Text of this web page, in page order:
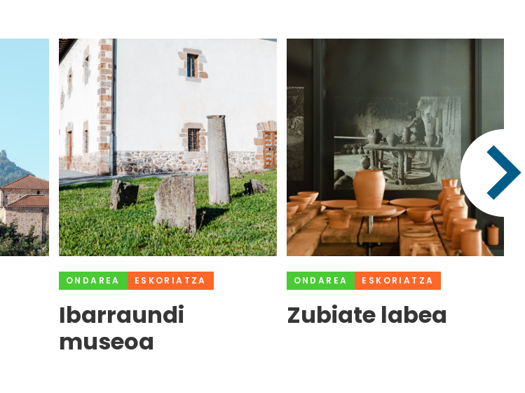
ONDAREA ESKORIATZA
Ibarraundi
museoa
ONDAREA ESKORIATZA
Zubiate labea